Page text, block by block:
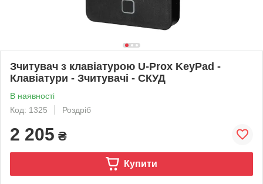
Зчитувач з клавіатурою U-Prox KeyPad -
Клавіатури - Зчитувачі - СКУД
В наявності
Код: 1325
Роздріб
2 205 ₴
Купити